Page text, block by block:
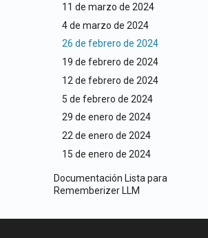
11 de marzo de 2024
4 de marzo de 2024
26 de febrero de 2024
19 de febrero de 2024
12 de febrero de 2024
5 de febrero de 2024
29 de enero de 2024
22 de enero de 2024
15 de enero de 2024
Documentación Lista para
Rememberizer LLM